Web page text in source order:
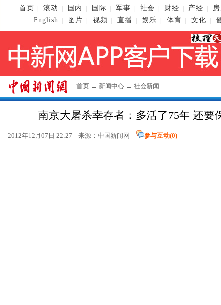
首页 滚动 国内 国际 军事 社会 财经 产经
English
图片 视频 直播 娱乐 体育 文化
首页 → 新闻中心 → 社会新闻
南京大屠杀幸存者：多活了75年 还要
2012年12月07日 22:27 来源： 中国新闻网 参与互动(0)